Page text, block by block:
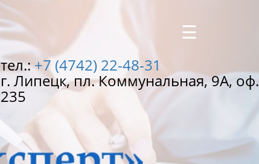
☰
тел.:+7 (4742) 22-48-31
г. Липецк, пл. Коммунальная, 9А, оф.
235